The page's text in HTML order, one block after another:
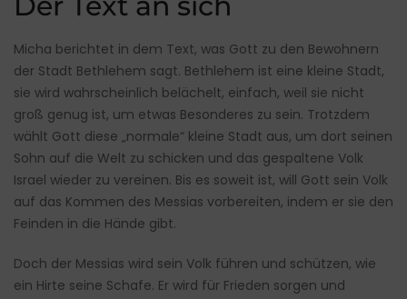
Micha berichtet in dem Text, was Gott zu den Bewohnern
der Stadt Bethlehem sagt. Bethlehem ist eine kleine Stadt,
sie wird wahrscheinlich belächelt, einfach, weil sie nicht
groß genug ist, um etwas Besonderes zu sein. Trotzdem
wählt Gott diese „normale“ kleine Stadt aus, um dort seinen
Sohn auf die Welt zu schicken und das gespaltene Volk
Israel wieder zu vereinen. Bis es soweit ist, will Gott sein Volk
auf das Kommen des Messias vorbereiten, indem er sie den
Feinden in die Hände gibt.
Doch der Messias wird sein Volk führen und schützen, wie
ein Hirte seine Schafe. Er wird für Frieden sorgen und